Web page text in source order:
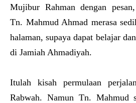
Mujibur Rahman dengan
Tn. Mahmud Ahmad merasa
halaman, supaya dapat belajar
di Jamiah Ahmadiyah.
Itulah kisah permulaan
Rabwah. Namun Tn. Mahmud